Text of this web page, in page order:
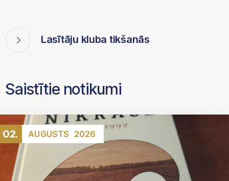
Lasītāju kluba tikšanās
Saistītie notikumi
02. AUGUSTS 2026